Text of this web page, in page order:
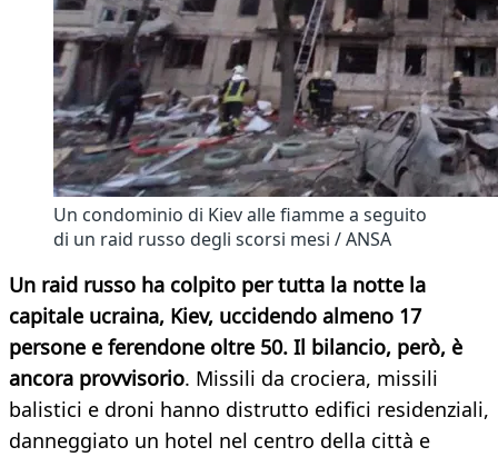
Un condominio di Kiev alle fiamme a seguito
di un raid russo degli scorsi mesi / ANSA
Un raid russo ha colpito per tutta la notte la
capitale ucraina, Kiev, uccidendo almeno 17
persone e ferendone oltre 50. Il bilancio, però, è
ancora provvisorio. Missili da crociera, missili
balistici e droni hanno distrutto edifici residenziali,
danneggiato un hotel nel centro della città e